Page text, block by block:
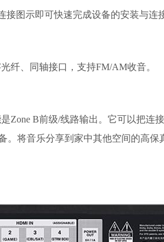
图示即可快速完成设备的安装与连
纤、同轴接口，支持FM/AM收音。
Zone B前级/线路输出。它可以把
。将音乐分享到家中其他空间的高